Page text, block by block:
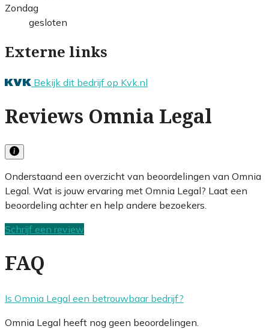
Zondag
gesloten
Externe links
Bekijk dit bedrijf op Kvk.nl
Reviews Omnia Legal
Onderstaand een overzicht van beoordelingen van Omnia
Legal. Wat is jouw ervaring met Omnia Legal? Laat een
beoordeling achter en help andere bezoekers.
Schrijf een review
FAQ
Is Omnia Legal een betrouwbaar bedrijf?
Omnia Legal heeft nog geen beoordelingen.